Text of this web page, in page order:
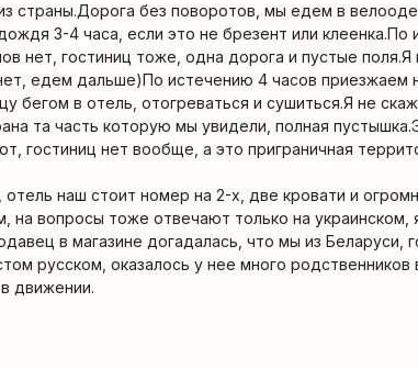
страны.Дорога без поворотов, мы едем в
3-4 часа, если это не брезент или клеенка.По
нет, гостиниц тоже, одна дорога и пустые
едем дальше)По истечению 4 часов приезжаем
бегом в отель, отогреваться и сушиться.Я не
та часть которую мы увидели, полная
гостиниц нет вообще, а это приграничная
отель наш стоит номер на 2-х, две кровати и
на вопросы тоже отвечают только на украинском,
в магазине догадалась, что мы из Беларуси,
русском, оказалось у нее много родственников
движении.